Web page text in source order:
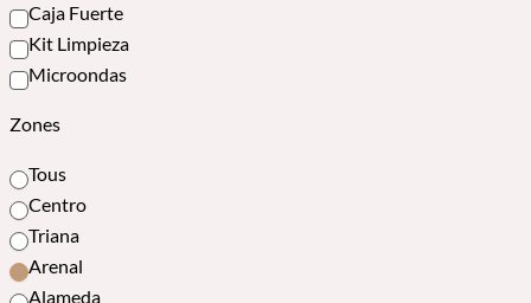
Caja Fuerte
Kit Limpieza
Microondas
Zones
Tous
Centro
Triana
Arenal
Alameda